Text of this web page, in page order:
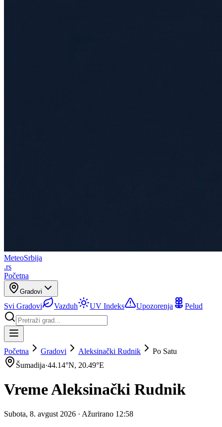
MeteoSrbija
.rs
Početna
Gradovi
Svi Gradovi Vazduh UV Indeks Upozorenja Pelud
Početna Gradovi Aleksinački Rudnik
Po Satu
Šumadija·44.14°N, 20.49°E
VremeAleksinački Rudnik
Subota, 8. avgust 2026 · Ažurirano 12:58